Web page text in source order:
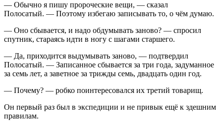
— Обычно я пишу пророческие вещи, — сказал
Полосатый. — Поэтому избегаю записывать то, о чём думаю.
— Оно сбывается, и надо обдумывать заново? — спросил
спутник, стараясь идти в ногу с шагами старшего.
— Да, приходится выдумывать заново, — подтвердил
Полосатый. — Записанное сбывается за три года, задуманное
за семь лет, а заветное за трижды семь, двадцать один год.
— Почему? — робко поинтересовался их третий товарищ.
Он первый раз был в экспедиции и не привык ещё к здешним
правилам.